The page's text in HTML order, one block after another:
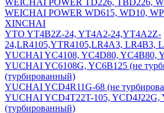
WEICHAI POWER TD226, TBD226,
WEICHAI POWER WD615, WD10,
XINCHAI
YTO YT4B2Z-24, YT4A2-24,YT4A2Z-
24,LR4105,YTR4105,LR4A3, LR4B3,
YUCHAI YC4108, YC4D80, YC4B80,
YUCHAI YC6108G, YC6B125 (не
(турбированный)
YUCHAI YCD4R11G-68 (не
YUCHAI YCD4T22T-105, YCD4J22G,
(турбированный)